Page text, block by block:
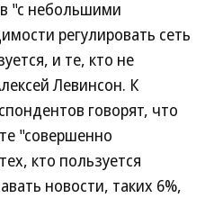
"с небольшими
регулировать сеть
и те, кто не
Левинсон. К
говорят, что
"совершенно
кто пользуется
новости, таких 6%,